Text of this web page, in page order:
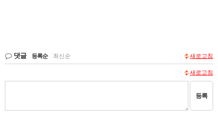
댓글 등록순 최신순 새로고침
새로고침
등록